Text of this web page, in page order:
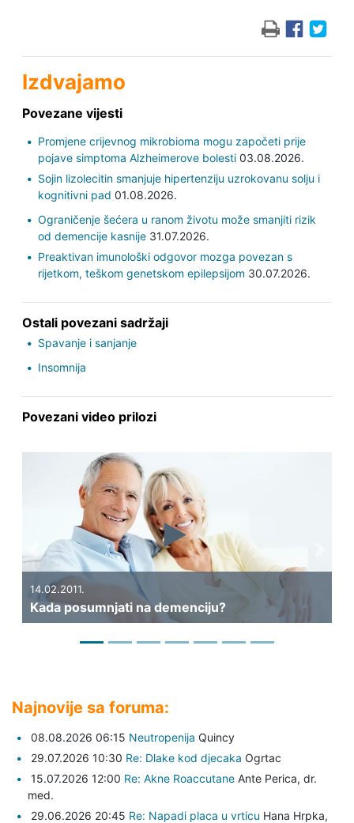
Izdvajamo
Povezane vijesti
Promjene crijevnog mikrobioma mogu započeti prije
pojave simptoma Alzheimerove bolesti03.08.2026.
Sojin lizolecitin smanjuje hipertenziju uzrokovanu solju i
kognitivni pad 01.08.2026.
Ograničenje šećera u ranom životu može smanjiti rizik
od demencije kasnije31.07.2026.
Preaktivan imunološki odgovor mozga povezan s
rijetkom, teškom genetskom epilepsijom 30.07.2026.
Ostali povezani sadržaji
Spavanje i sanjanje
Insomnija
Povezani video prilozi
14.02.2011.
Kada posumnjati na demenciju?
Previous
Najnovije sa foruma:
08.08.2026 06:15 Neutropenija Quincy
29.07.2026 10:30 Re: Dlake kod djecaka Ogrtac
15.07.2026 12:00 Re: Akne Roaccutane Ante Perica, dr.
med.
29.06.2026 20:45 Re: Napadi placa u vrticu Hana Hrpka,